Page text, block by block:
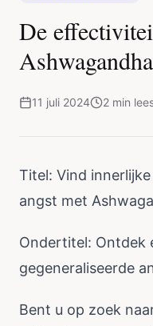
De
Ashwagandha
11 juli 2024 2 min
Titel: Vind
angst met
Ondertitel: Ontdek
gegeneraliseerde
Bent u op zoek